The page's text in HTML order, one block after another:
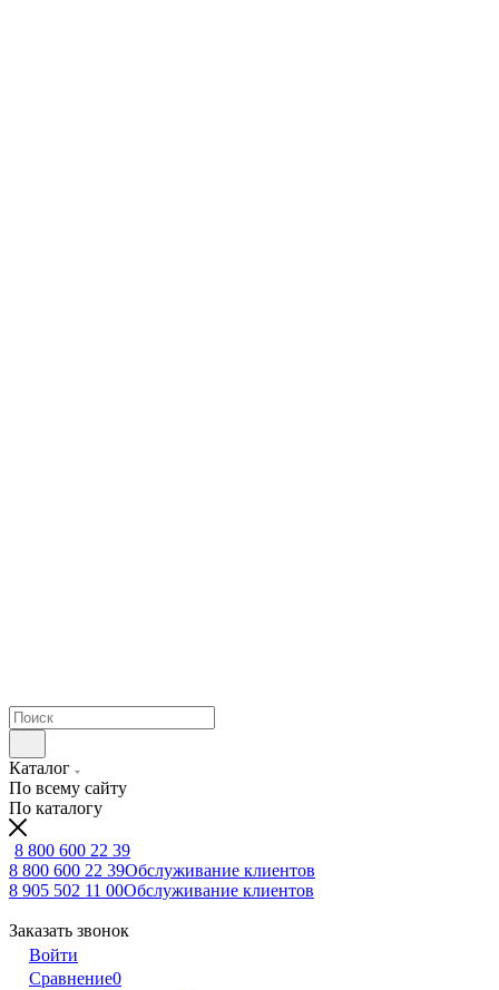
Каталог
По всему сайту
По каталогу
8 800 600 22 39
8 800 600 22 39Обслуживание клиентов
8 905 502 11 00Обслуживание клиентов
Заказать звонок
Войти
Сравнение0